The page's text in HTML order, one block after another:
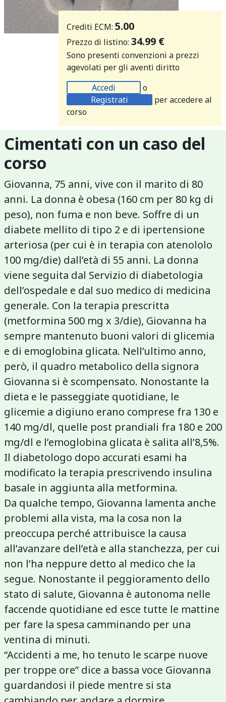
Crediti ECM: 5.00
Prezzo di listino: 34.99 €
Sono presenti convenzioni a prezzi
agevolati per gli aventi diritto
Accedi
o
Registrati
per accedere al
corso
Cimentati con un caso del
corso
Giovanna, 75 anni, vive con il marito di 80
anni. La donna è obesa (160 cm per 80 kg di
peso), non fuma e non beve. Soffre di un
diabete mellito di tipo 2 e di ipertensione
arteriosa (per cui è in terapia con atenololo
100 mg/die) dall’età di 55 anni. La donna
viene seguita dal Servizio di diabetologia
dell’ospedale e dal suo medico di medicina
generale. Con la terapia prescritta
(metformina 500 mg x 3/die), Giovanna ha
sempre mantenuto buoni valori di glicemia
e di emoglobina glicata. Nell’ultimo anno,
però, il quadro metabolico della signora
Giovanna si è scompensato. Nonostante la
dieta e le passeggiate quotidiane, le
glicemie a digiuno erano comprese fra 130 e
140 mg/dl, quelle post prandiali fra 180 e 200
mg/dl e l’emoglobina glicata è salita all’8,5%.
Il diabetologo dopo accurati esami ha
modificato la terapia prescrivendo insulina
basale in aggiunta alla metformina.
Da qualche tempo, Giovanna lamenta anche
problemi alla vista, ma la cosa non la
preoccupa perché attribuisce la causa
all’avanzare dell’età e alla stanchezza, per cui
non l’ha neppure detto al medico che la
segue. Nonostante il peggioramento dello
stato di salute, Giovanna è autonoma nelle
faccende quotidiane ed esce tutte le mattine
per fare la spesa camminando per una
ventina di minuti.
“Accidenti a me, ho tenuto le scarpe nuove
per troppe ore” dice a bassa voce Giovanna
guardandosi il piede mentre si sta